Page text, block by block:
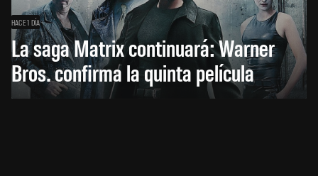
HACE 1 DÍA
La saga Matrix continuará: Warner
Bros. confirma la quinta película